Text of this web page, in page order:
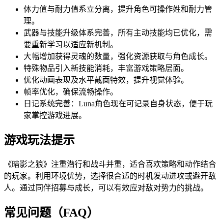
体力值与耐力值系立分离，提升角色可操作姓和耐力管
理。
武器与技能升级体系完善，所有主动技能均已优化，需
要重新学习以适应新机制。
大幅增加获得灵魂的数量，强化资源获取与角色成长。
特殊物品引入新技能消耗，丰富游戏策略层面。
优化动画表现及水平截面特效，提升视觉体验。
帧率优化，确保流畅操作。
日记系统完善：Luna角色现在可记录自身状态，便于玩
家掌控游戏进展。
游戏玩法提示
《暗影之狼》注重潜行和战斗并重，适合喜欢策略和动作结合
的玩家。利用环境优势，选择很合适的时机发动进攻或避开敌
人。通过同伴招募与成长，可以有效应对敌对势力的挑战。
常见问题（FAQ）